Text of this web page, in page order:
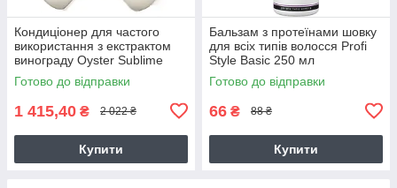
Кондиціонер для частого
використання з екстрактом
винограду Oyster Sublime
5000 мл
Готово до відправки
1 415,40 ₴ 2 022 ₴
Купити
Бальзам з протеїнами шовку
для всіх типів волосся Profi
Style Basic 250 мл
Готово до відправки
66 ₴ 88 ₴
Купити